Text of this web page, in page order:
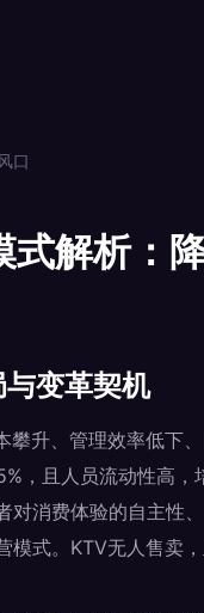
口
解析：
变革契机
攀升、管理效率低下
，且人员流动性高
对消费体验的自主性
式。KTV无人售卖